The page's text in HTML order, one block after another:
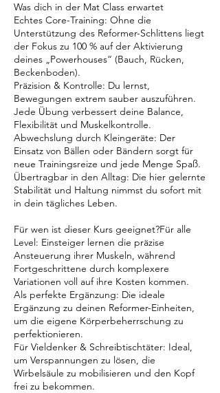
Was dich in der Mat Class erwartet
Echtes Core-Training: Ohne die
Unterstützung des Reformer-Schlittens liegt
der Fokus zu 100 % auf der Aktivierung
deines „Powerhouses“ (Bauch, Rücken,
Beckenboden).
Präzision & Kontrolle: Du lernst,
Bewegungen extrem sauber auszuführen.
Jede Übung verbessert deine Balance,
Flexibilität und Muskelkontrolle.
Abwechslung durch Kleingeräte: Der
Einsatz von Bällen oder Bändern sorgt für
neue Trainingsreize und jede Menge Spaß.
Übertragbar in den Alltag: Die hier gelernte
Stabilität und Haltung nimmst du sofort mit
in dein tägliches Leben.
Für wen ist dieser Kurs geeignet?Für alle
Level: Einsteiger lernen die präzise
Ansteuerung ihrer Muskeln, während
Fortgeschrittene durch komplexere
Variationen voll auf ihre Kosten kommen.
Als perfekte Ergänzung: Die ideale
Ergänzung zu deinen Reformer-Einheiten,
um die eigene Körperbeherrschung zu
perfektionieren.
Für Vieldenker & Schreibtischtäter: Ideal,
um Verspannungen zu lösen, die
Wirbelsäule zu mobilisieren und den Kopf
frei zu bekommen.